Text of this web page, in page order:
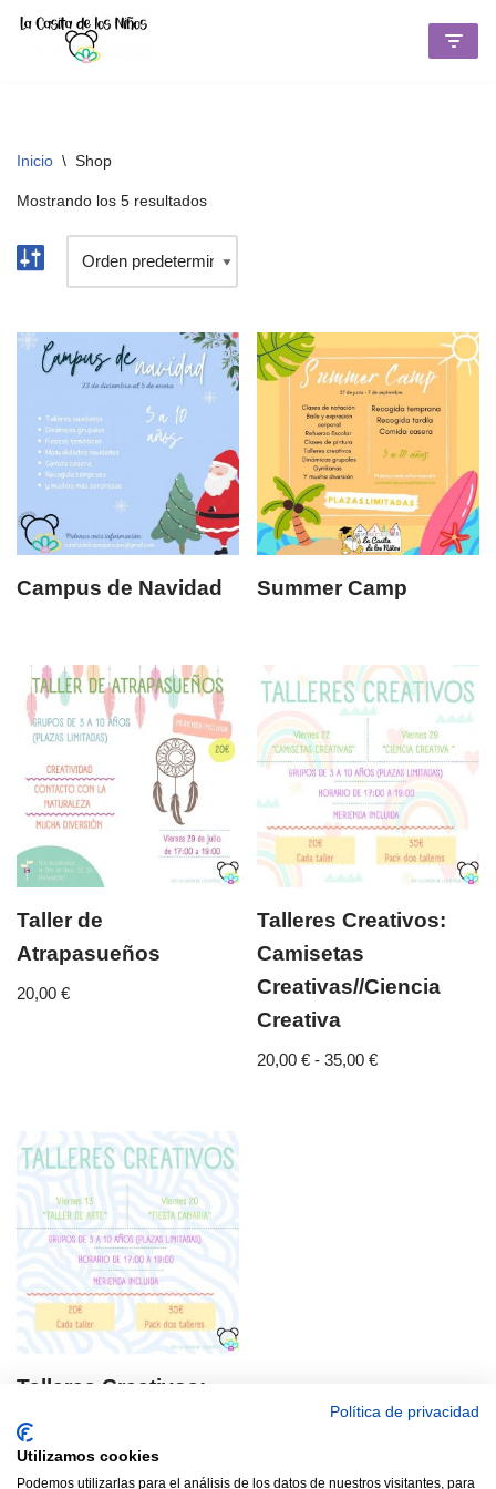
Inicio \ Shop
Mostrando los 5 resultados
Campus de Navidad Summer Camp
Taller de
Atrapasueños
20,00 €
Talleres Creativos:
Camisetas
Creativas//Ciencia
Creativa
20,00€ - 35,00€
Talleres Creativos:
Taller de Arte//Fiesta
Canaria
Política de privacidad
Utilizamos cookies
Podemos utilizarlas para el análisis de los datos de nuestros visitantes, para